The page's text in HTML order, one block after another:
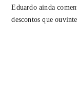
Eduardo ainda
descontos que